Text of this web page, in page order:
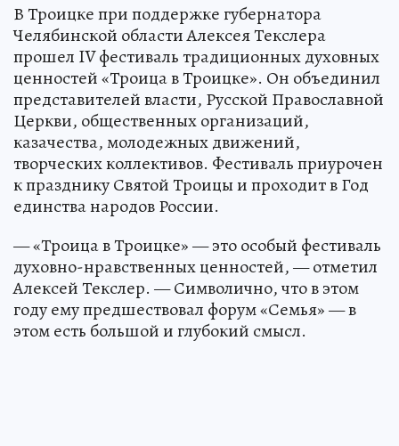
В Троицке при поддержке губернатора
Челябинской области Алексея Текслера
прошел IV фестиваль традиционных духовных
ценностей «Троица в Троицке». Он объединил
представителей власти, Русской Православной
Церкви, общественных организаций,
казачества, молодежных движений,
творческих коллективов. Фестиваль приурочен
к празднику Святой Троицы и проходит в Год
единства народов России.
— «Троица в Троицке» — это особый фестиваль
духовно-нравственных ценностей, — отметил
Алексей Текслер. — Символично, что в этом
году ему предшествовал форум «Семья» — в
этом есть большой и глубокий смысл.